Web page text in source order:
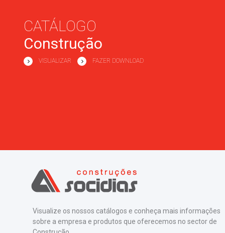
CATÁLOGO
Construção
VISUALIZAR
VISUALIZAR
FAZER DOWNLOAD
FAZER DOWNLOAD
Visualize os nossos catálogos e conheça mais informações
sobre a empresa e produtos que oferecemos no sector de